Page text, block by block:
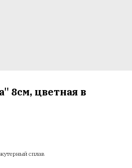
8см, цветная в
сплав